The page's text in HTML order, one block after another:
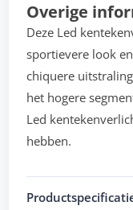
Overige
Deze Led
sportievere look
chiquere
het hogere
Led
hebben.